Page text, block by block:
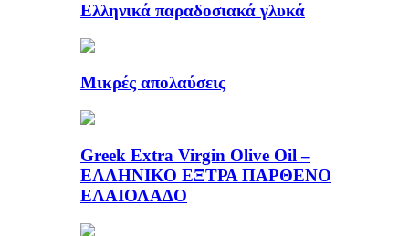
Ελληνικά παραδοσιακά γλυκά
Μικρές απολαύσεις
Greek Extra Virgin Olive Oil –
ΕΛΛΗΝΙΚΟ ΕΞΤΡΑ ΠΑΡΘΕΝΟ
ΕΛΑΙΟΛΑΔΟ